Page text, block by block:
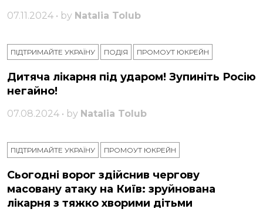
07.11.2024 • by Natalia Tolub
ПІДТРИМАЙТЕ УКРАЇНУ ПОДІЯ ПРОМОУТ ЮКРЕЙН
Дитяча лікарня під ударом! Зупиніть Росію
негайно!
07.08.2024 • by Natalia Tolub
ПІДТРИМАЙТЕ УКРАЇНУ ПРОМОУТ ЮКРЕЙН
Сьогодні ворог здійснив чергову
масовану атаку на Київ: зруйнована
лікарня з тяжко хворими дітьми